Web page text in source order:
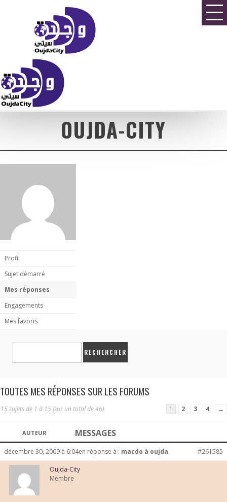
OUJDA-CITY
Profil
Sujet démarré
Mes réponses
Engagements
Mes favoris
TOUTES MES RÉPONSES SUR LES FORUMS
15 sujets de 1 à 15 (sur un total de 46) 1 2 3 4 →
AUTEUR MESSAGES
décembre 30, 2009 à 6:04en réponse à : macdo à oujda #261585
Oujda-City
Membre